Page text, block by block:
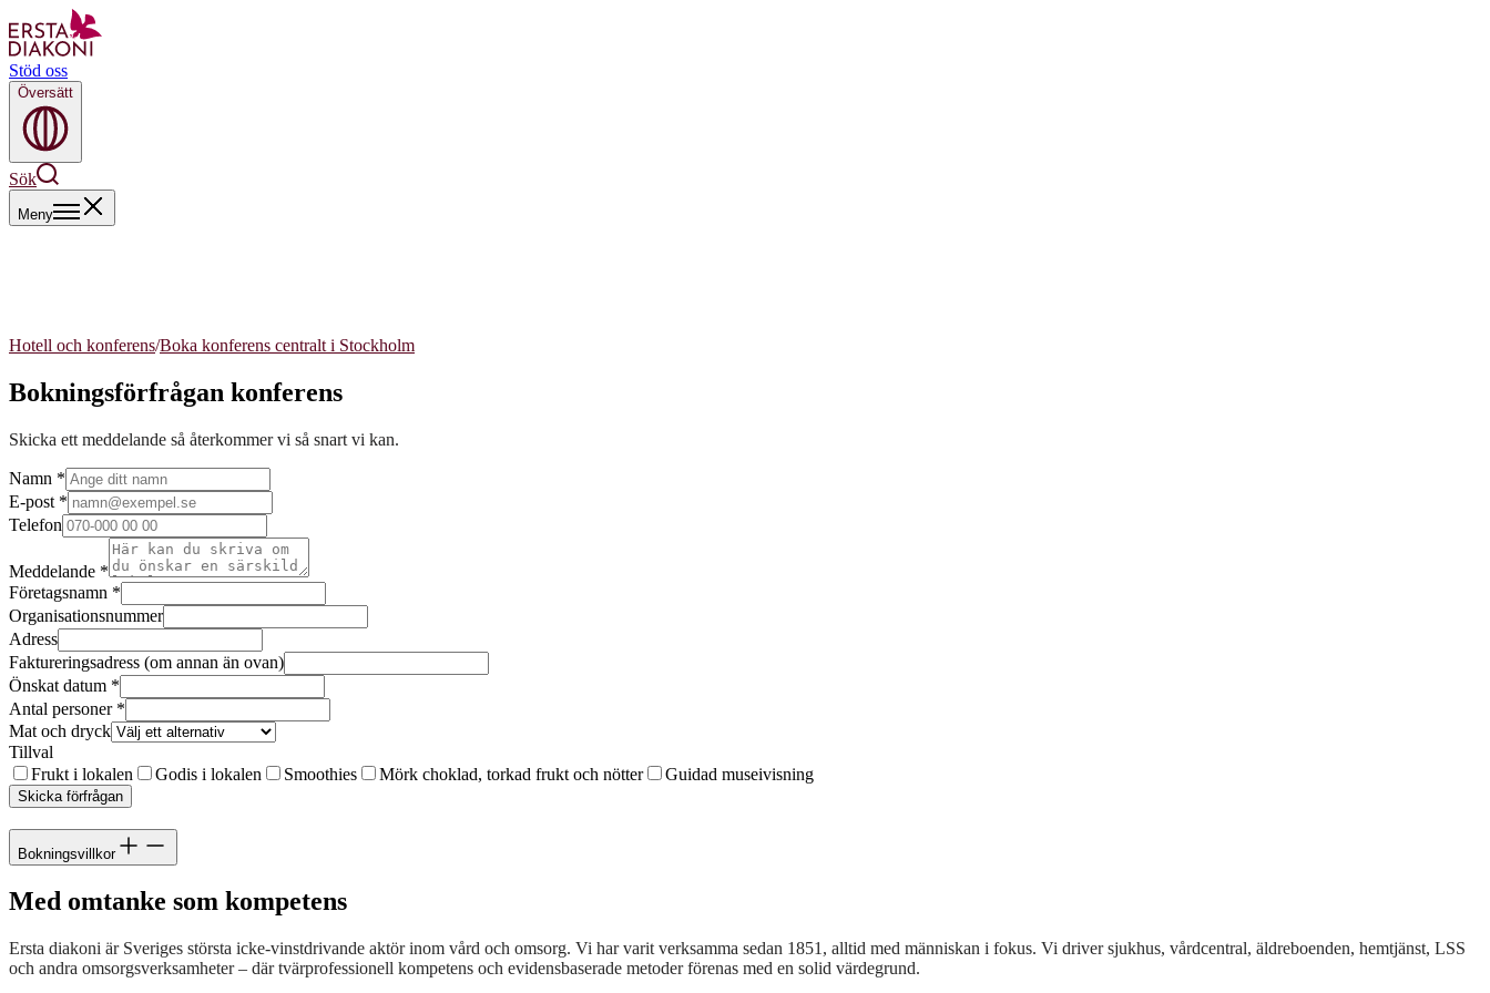
Stöd oss
Översätt
Sök
Meny
Hotell och konferens/Boka konferens centralt i Stockholm
Bokningsförfrågan konferens
Skicka ett meddelande så återkommer vi så snart vi kan.
Namn *
E-post *
Telefon
Meddelande *
Företagsnamn *
Organisationsnummer
Adress
Faktureringsadress (om annan än ovan)
Önskat datum *
Antal personer*
Mat och dryck
Tillval
Frukt i lokalen
Godis i lokalen Smoothies Mörk choklad, torkad frukt och nötter Guidad museivisning
Skicka förfrågan
Bokningsvillkor
Med omtanke som kompetens
Ersta diakoni är Sveriges största icke-vinstdrivande aktör inom vård och omsorg. Vi har varit verksamma sedan 1851, alltid med människan i fokus. Vi driver sjukhus, vårdcentral, äldreboenden, hemtjänst, LSS
och andra omsorgsverksamheter – där tvärprofessionell kompetens och evidensbaserade metoder förenas med en solid värdegrund.